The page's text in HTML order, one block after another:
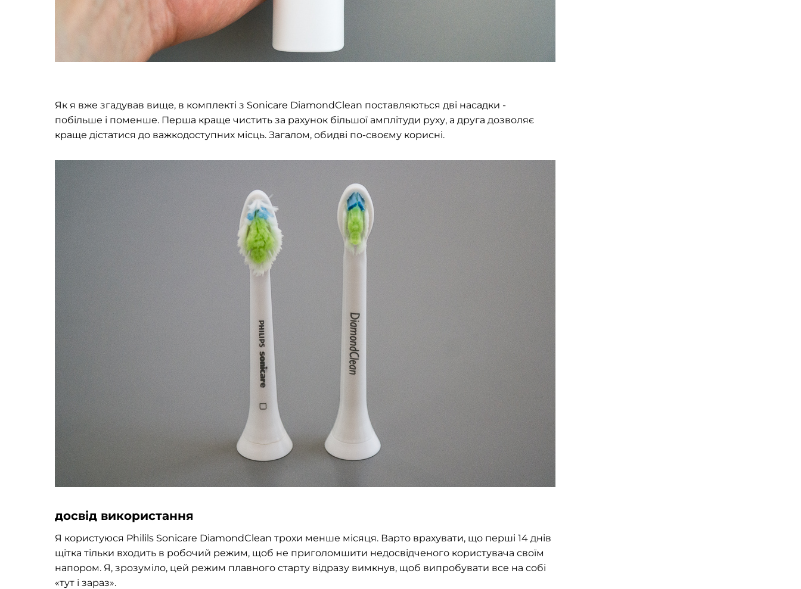
Як я вже згадував вище, в комплекті з Sonicare DiamondClean поставляються дві насадки -
побільше і поменше. Перша краще чистить за рахунок більшої амплітуди руху, а друга дозволяє
краще дістатися до важкодоступних місць. Загалом, обидві по-своєму корисні.
досвід використання
Я користуюся Philils Sonicare DiamondClean трохи менше місяця. Варто врахувати, що перші 14 днів
щітка тільки входить в робочий режим, щоб не приголомшити недосвідченого користувача своїм
напором. Я, зрозуміло, цей режим плавного старту відразу вимкнув, щоб випробувати все на собі
«тут і зараз».